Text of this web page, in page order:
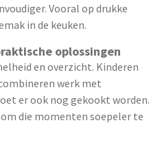
Vooral op drukke
in de keuken.
oplossingen
en overzicht. Kinderen
werk met
er ook nog gekookt worden.
die momenten soepeler te